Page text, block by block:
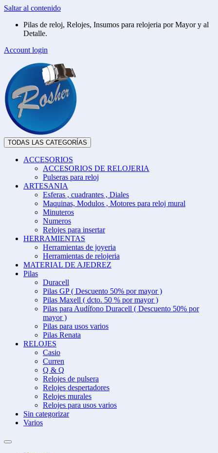
Saltar al contenido
Pilas de reloj, Relojes, Insumos para relojeria por Mayor y al
Detalle.
Account login
TODAS LAS CATEGORÍAS
ACCESORIOS
ACCESORIOS DE RELOJERIA
Pulseras para reloj
ARTESANIA
Esferas , cuadrantes , Diales
Maquinas, Modulos , Motores para reloj mural
Minuteros
Numeros
Relojes para insertar
HERRAMIENTAS
Herramientas de joyeria
Herramientas de relojeria
MATERIAL DE AJEDREZ
Pilas
Duracell
Pilas GP ( Descuento 50% por mayor )
Pilas Maxell ( dcto. 50 % por mayor )
Pilas para Audífono Duracell ( Descuento 50% por
mayor )
Pilas para usos varios
Pilas Renata
RELOJES
Casio
Curren
Q & Q
Relojes de pulsera
Relojes despertadores
Relojes murales
Relojes para usos varios
Sin categorizar
Varios